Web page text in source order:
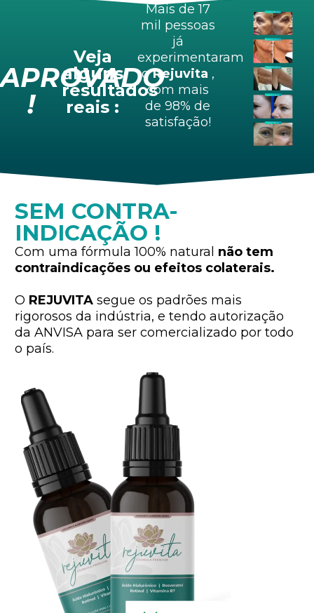
APROVADO
!
Veja
alguns
resultados
reais :
Mais de 17
mil pessoas
já
experimentaram
oRejuvita ,
com mais
de 98% de
satisfação!
SEM CONTRA-
INDICAÇÃO !
Com uma fórmula 100% natural não tem
contraindicações ou efeitos colaterais.
O REJUVITA segue os padrões mais
rigorosos da indústria, e tendo autorização
da ANVISA para ser comercializado por todo
o país.